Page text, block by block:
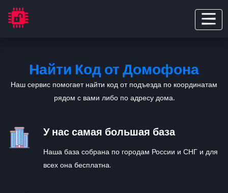
Найти Код от Домофона
Наш сервис помогает найти код от подъезда по координатам
рядом с вами либо по адресу дома.
У нас самая большая база
Наша база собрана по городам России и СНГ и для
всех она бесплатна.